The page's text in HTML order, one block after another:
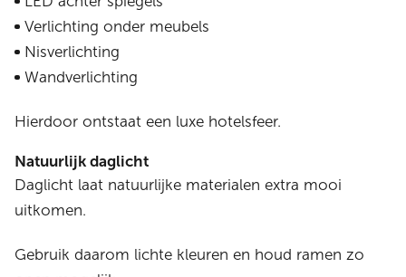
Verlichting onder meubels
Nisverlichting
Wandverlichting
Hierdoor ontstaat een luxe hotelsfeer.
Natuurlijk daglicht
Daglicht laat natuurlijke materialen extra mooi
uitkomen.
Gebruik daarom lichte kleuren en houd ramen zo